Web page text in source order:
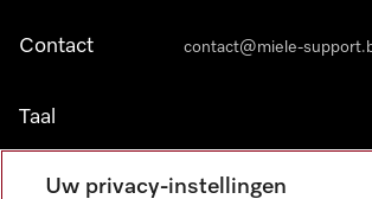
Contact contact@miele-
Taal
NEDERLANDS
Uw privacy-instellingen